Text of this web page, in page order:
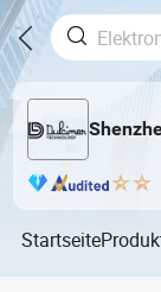
Startseite